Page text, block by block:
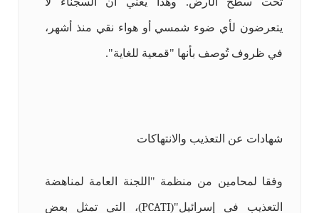
يتعرضون لأي ضوء شمسي أو هواء نقي منذ أشهر،
في ظروف تُوصف بأنها "قمعية للغاية".
شهادات عن التعذيب والانتهاكات
وفقا لمحامين من منظمة "اللجنة العامة لمناهضة
التعذيب في إسرائيل"(PCATI)، التي تمثل بعض